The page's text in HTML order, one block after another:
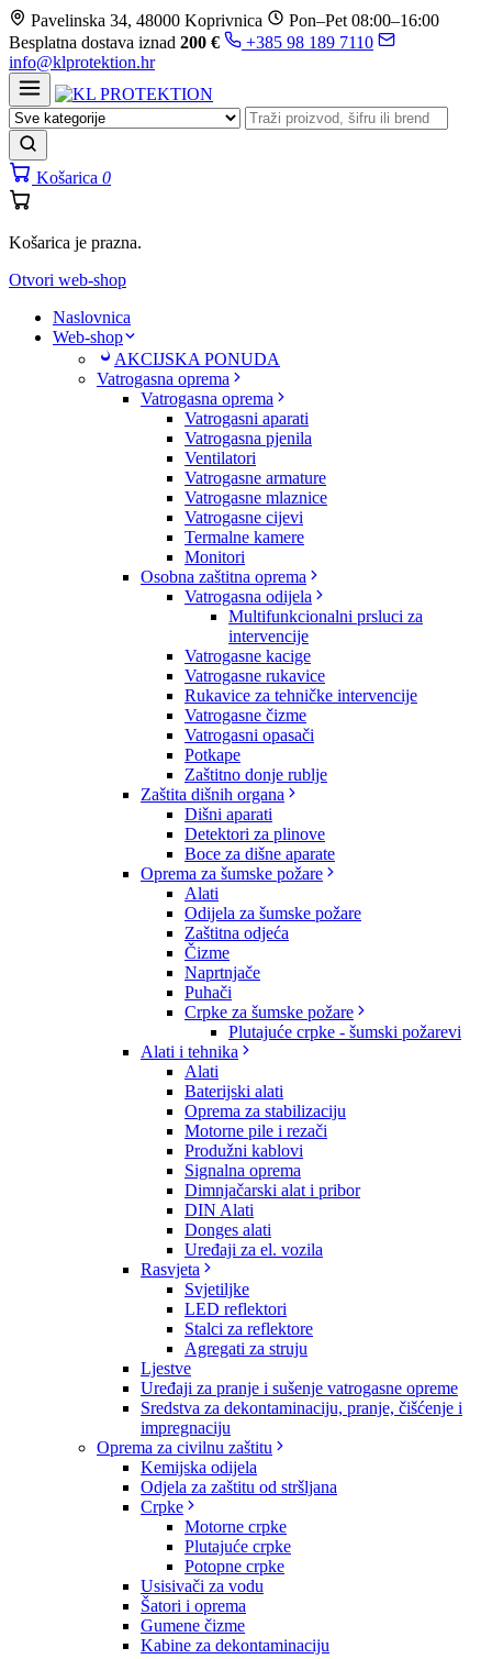
Prijeđi
na
sadržaj
Pavelinska 34, 48000 Koprivnica
Pon–Pet 08:00–16:00
Besplatna dostava iznad 200 €
+385 98 189 7110
info@klprotektion.hr
Košarica 0
Košarica je prazna.
Otvori web-shop
Naslovnica
Web-shop
AKCIJSKA PONUDA
Vatrogasna oprema
Vatrogasna oprema
Vatrogasni aparati
Vatrogasna pjenila
Ventilatori
Vatrogasne armature
Vatrogasne mlaznice
Vatrogasne cijevi
Termalne kamere
Monitori
Osobna zaštitna oprema
Vatrogasna odijela
Multifunkcionalni prsluci za
intervencije
Vatrogasne kacige
Vatrogasne rukavice
Rukavice za tehničke intervencije
Vatrogasne čizme
Vatrogasni opasači
Potkape
Zaštitno donje rublje
Zaštita dišnih organa
Dišni aparati
Detektori za plinove
Boce za dišne aparate
Oprema za šumske požare
Alati
Odijela za šumske požare
Zaštitna odjeća
Čizme
Naprtnjače
Puhači
Crpke za šumske požare
Plutajuće crpke - šumski požarevi
Alati i tehnika
Alati
Baterijski alati
Oprema za stabilizaciju
Motorne pile i rezači
Produžni kablovi
Signalna oprema
Dimnjačarski alat i pribor
DIN Alati
Donges alati
Uređaji za el. vozila
Rasvjeta
Svjetiljke
LED reflektori
Stalci za reflektore
Agregati za struju
Ljestve
Uređaji za pranje i sušenje vatrogasne opreme
Sredstva za dekontaminaciju, pranje, čišćenje i
impregnaciju
Oprema za civilnu zaštitu
Kemijska odijela
Odjela za zaštitu od stršljana
Crpke
Motorne crpke
Plutajuće crpke
Potopne crpke
Usisivači za vodu
Šatori i oprema
Gumene čizme
Kabine za dekontaminaciju